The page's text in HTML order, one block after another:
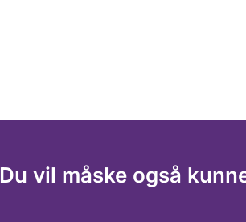
Du vil måske også